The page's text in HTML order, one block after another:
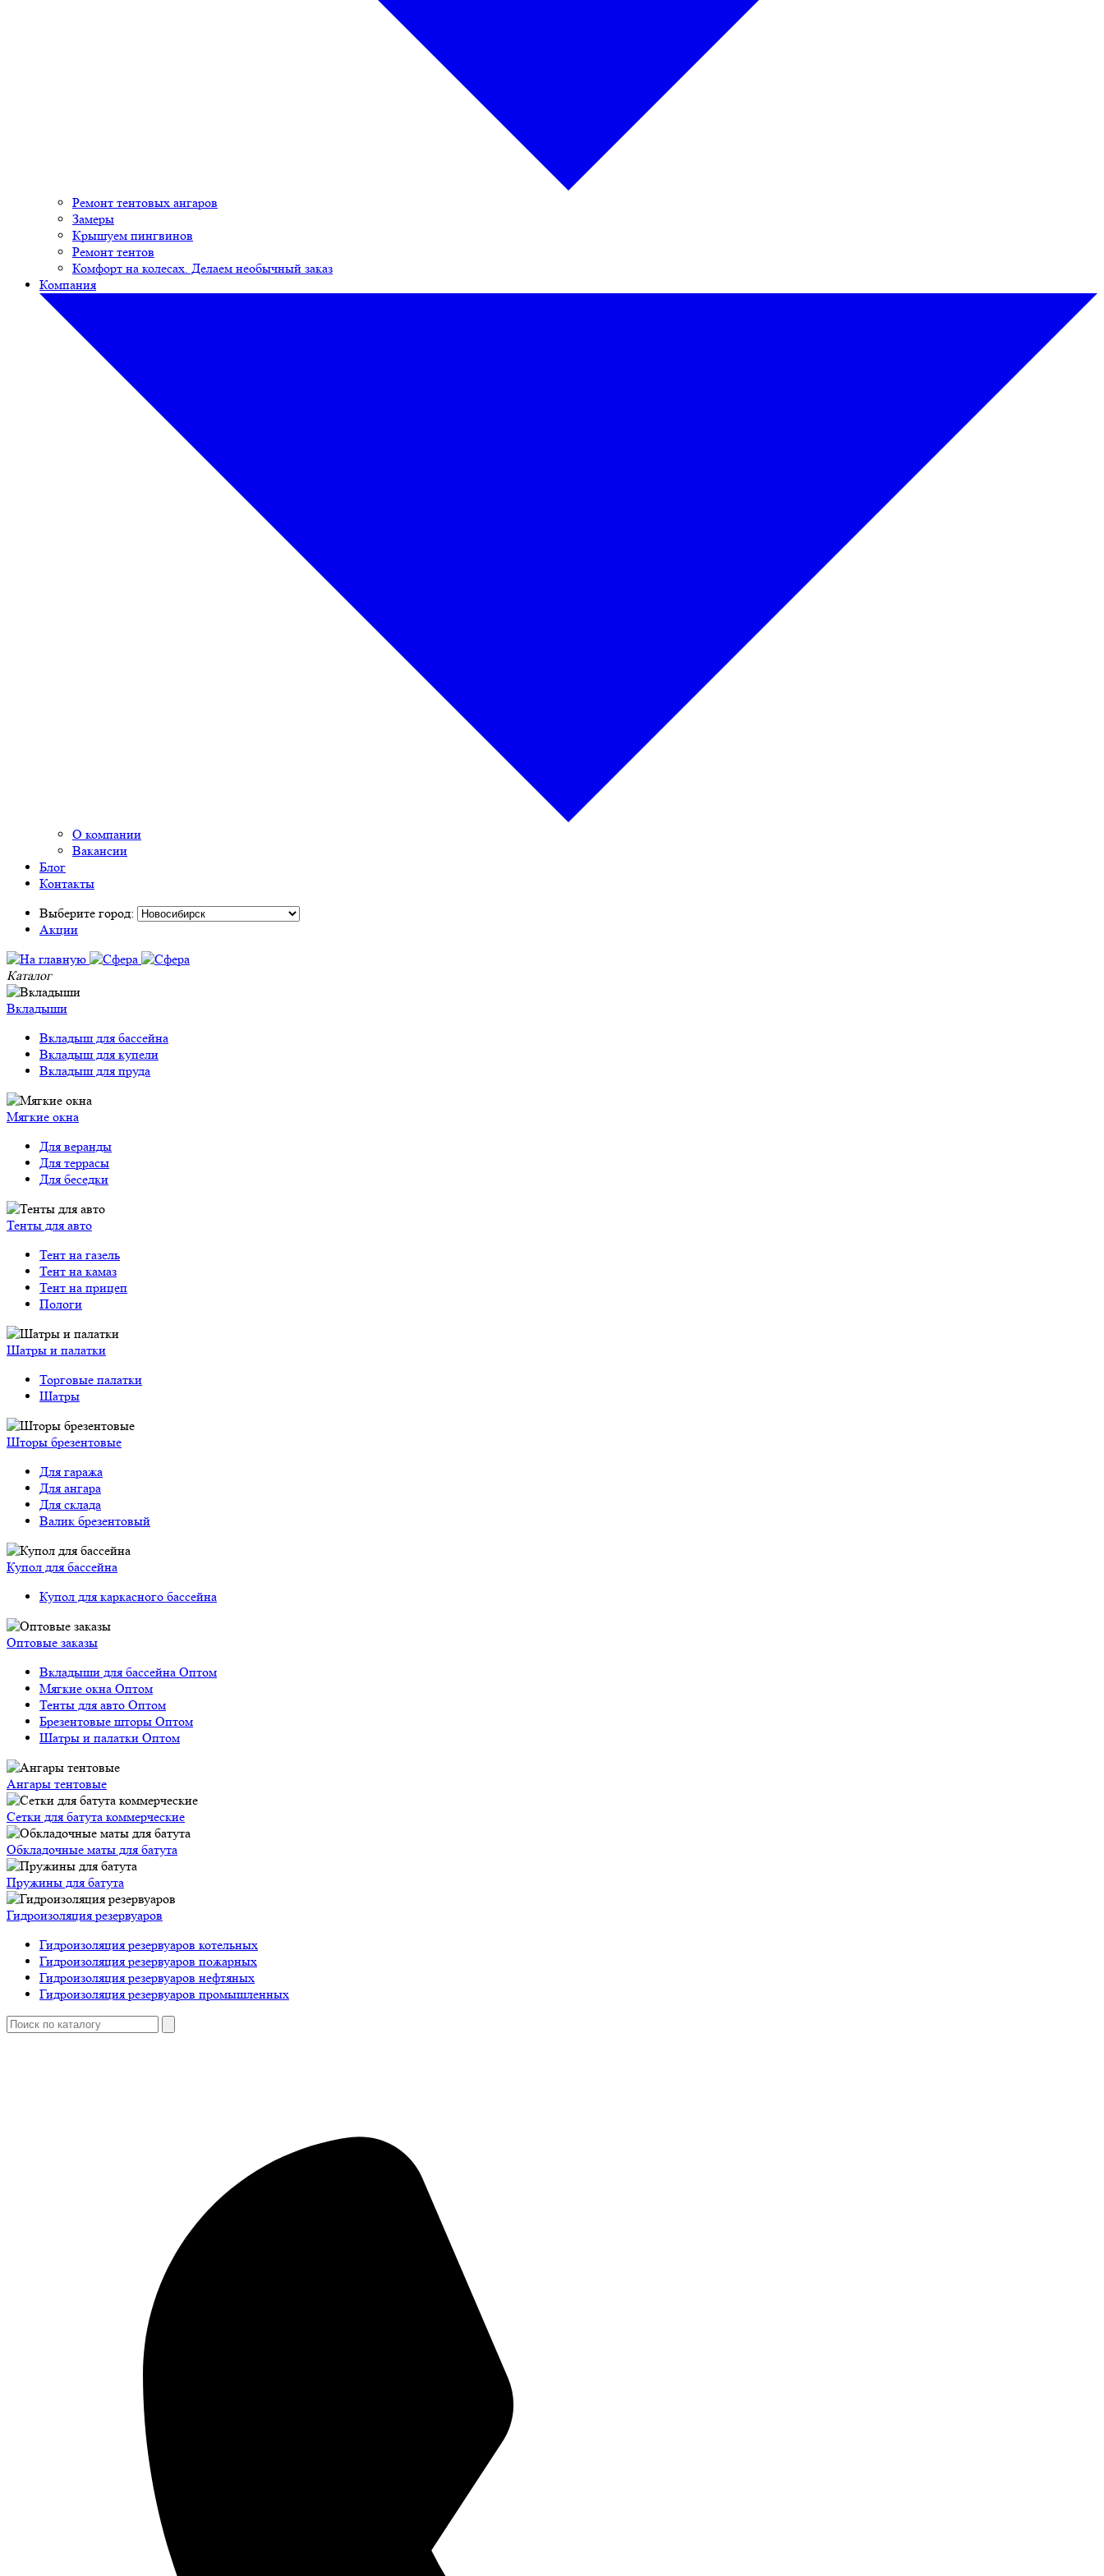
Ремонт тентовых ангаров
Замеры
Крышуем пингвинов
Ремонт тентов
Комфорт на колесах. Делаем необычный заказ
Компания
О компании
Вакансии
Блог
Контакты
Выберите город:
Акции
Каталог
Вкладыши
Вкладыш для бассейна
Вкладыш для купели
Вкладыш для пруда
Мягкие окна
Для веранды
Для террасы
Для беседки
Тенты для авто
Тент на газель
Тент на камаз
Тент на прицеп
Пологи
Шатры и палатки
Торговые палатки
Шатры
Шторы брезентовые
Для гаража
Для ангара
Для склада
Валик брезентовый
Купол для бассейна
Купол для каркасного бассейна
Оптовые заказы
Вкладыши для бассейна Оптом
Мягкие окна Оптом
Тенты для авто Оптом
Брезентовые шторы Оптом
Шатры и палатки Оптом
Ангары тентовые
Сетки для батута коммерческие
Обкладочные маты для батута
Пружины для батута
Гидроизоляция резервуаров
Гидроизоляция резервуаров котельных
Гидроизоляция резервуаров пожарных
Гидроизоляция резервуаров нефтяных
Гидроизоляция резервуаров промышленных